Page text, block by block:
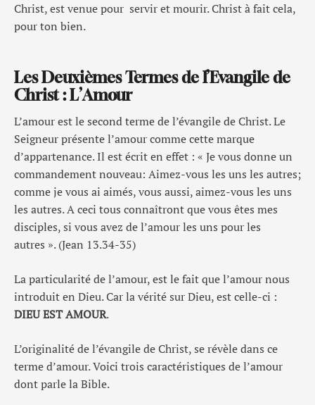
Christ, est venue pour servir et mourir. Christ à fait cela,
pour ton bien.
Les Deuxièmes Termes de l’Evangile de
Christ : L’Amour
L’amour est le second terme de l’évangile de Christ. Le
Seigneur présente l’amour comme cette marque
d’appartenance. Il est écrit en effet : « Je vous donne un
commandement nouveau: Aimez-vous les uns les autres;
comme je vous ai aimés, vous aussi, aimez-vous les uns
les autres. A ceci tous connaîtront que vous êtes mes
disciples, si vous avez de l’amour les uns pour les
autres ». (Jean 13.34-35)
La particularité de l’amour, est le fait que l’amour nous
introduit en Dieu. Car la vérité sur Dieu, est celle-ci :
DIEU EST AMOUR.
L’originalité de l’évangile de Christ, se révèle dans ce
terme d’amour. Voici trois caractéristiques de l’amour
dont parle la Bible.